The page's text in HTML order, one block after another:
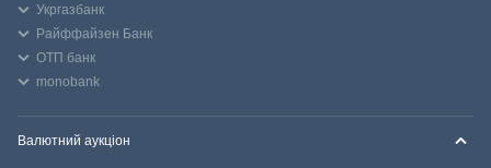
Укргазбанк
Райффайзен Банк
ОТП банк
monobank
Валютний аукціон